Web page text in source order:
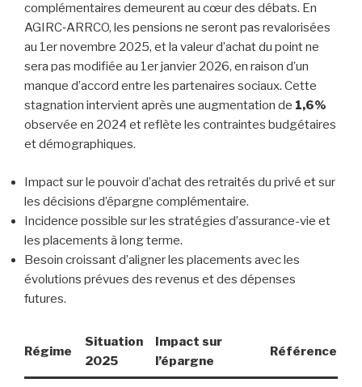
complémentaires demeurent au cœur des débats. En
AGIRC‑ARRCO, les pensions ne seront pas revalorisées
au 1er novembre 2025, et la valeur d’achat du point ne
sera pas modifiée au 1er janvier 2026, en raison d’un
manque d’accord entre les partenaires sociaux. Cette
stagnation intervient après une augmentation de 1,6%
observée en 2024 et reflète les contraintes budgétaires
et démographiques.
Impact sur le pouvoir d’achat des retraités du privé et sur
les décisions d’épargne complémentaire.
Incidence possible sur les stratégies d’assurance-vie et
les placements à long terme.
Besoin croissant d’aligner les placements avec les
évolutions prévues des revenus et des dépenses
futures.
Régime
Situation
2025
Impact sur
l’épargne
Référence